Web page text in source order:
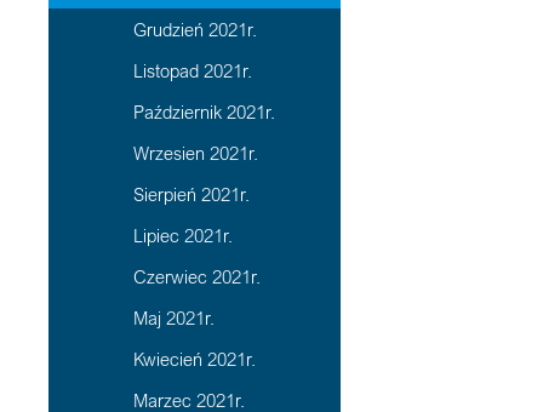
Grudzień 2021r.
Listopad 2021r.
Październik 2021r.
Wrzesien 2021r.
Sierpień 2021r.
Lipiec 2021r.
Czerwiec 2021r.
Maj 2021r.
Kwiecień 2021r.
Marzec 2021r.